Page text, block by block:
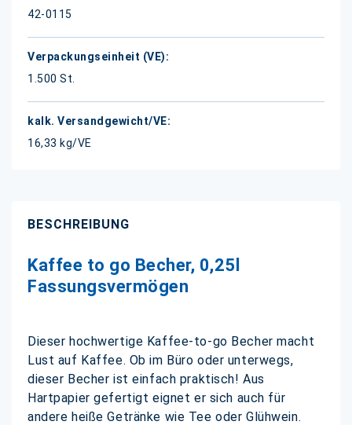
42-0115
1.500 St.
16,33 kg/VE
BESCHREIBUNG
Kaffee to go Becher, 0,25l
Fassungsvermögen
Dieser hochwertige Kaffee-to-go Becher macht
Lust auf Kaffee. Ob im Büro oder unterwegs,
dieser Becher ist einfach praktisch! Aus
Hartpapier gefertigt eignet er sich auch für
andere heiße Getränke wie Tee oder Glühwein.